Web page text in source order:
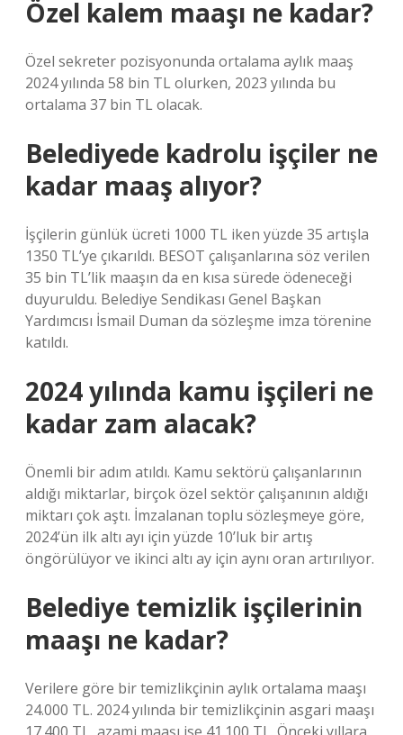
Özel kalem maaşı ne kadar?
Özel sekreter pozisyonunda ortalama aylık maaş
2024 yılında 58 bin TL olurken, 2023 yılında bu
ortalama 37 bin TL olacak.
Belediyede kadrolu işçiler ne
kadar maaş alıyor?
İşçilerin günlük ücreti 1000 TL iken yüzde 35 artışla
1350 TL’ye çıkarıldı. BESOT çalışanlarına söz verilen
35 bin TL’lik maaşın da en kısa sürede ödeneceği
duyuruldu. Belediye Sendikası Genel Başkan
Yardımcısı İsmail Duman da sözleşme imza törenine
katıldı.
2024 yılında kamu işçileri ne
kadar zam alacak?
Önemli bir adım atıldı. Kamu sektörü çalışanlarının
aldığı miktarlar, birçok özel sektör çalışanının aldığı
miktarı çok aştı. İmzalanan toplu sözleşmeye göre,
2024’ün ilk altı ayı için yüzde 10’luk bir artış
öngörülüyor ve ikinci altı ay için aynı oran artırılıyor.
Belediye temizlik işçilerinin
maaşı ne kadar?
Verilere göre bir temizlikçinin aylık ortalama maaşı
24.000 TL. 2024 yılında bir temizlikçinin asgari maaşı